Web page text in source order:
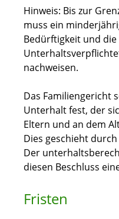
Hinweis: Bis zur
muss ein
Bedürftigkeit und
nachweisen.
Das Familiengericht
Unterhalt fest, der
Eltern und an dem
Dies geschieht
Der
diesen Beschluss
Fristen